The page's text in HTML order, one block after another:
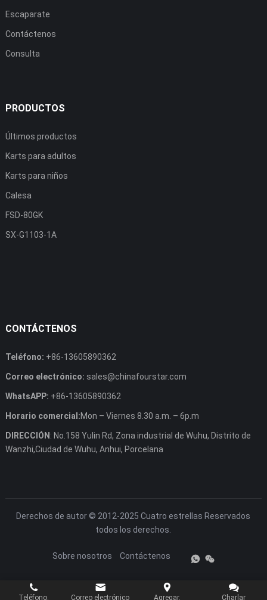
Escaparate
Contáctenos
Consulta
PRODUCTOS
Últimos productos
Karts para adultos
Karts para niños
Calesa
FSD-80GK
SX-G1103-1A
CONTÁCTENOS
Teléfono: +86-13605890362
Correo electrónico: sales@chinafourstar.com
WhatsAPP: +86-13605890362
Horario comercial:Mon – Viernes 8.30 a.m. – 6p.m
DIRECCIÓN : No.158 Yulin Rd, Zona industrial de Wuhu, Distrito de
Wanzhi,Ciudad de Wuhu, Anhui, Porcelana
Derechos de autor © 2012-2025Cuatro estrellas Reservados
todos los derechos.
Sobre nosotros Contáctenos
Teléfono. Correo electrónico Agregar. Charlar